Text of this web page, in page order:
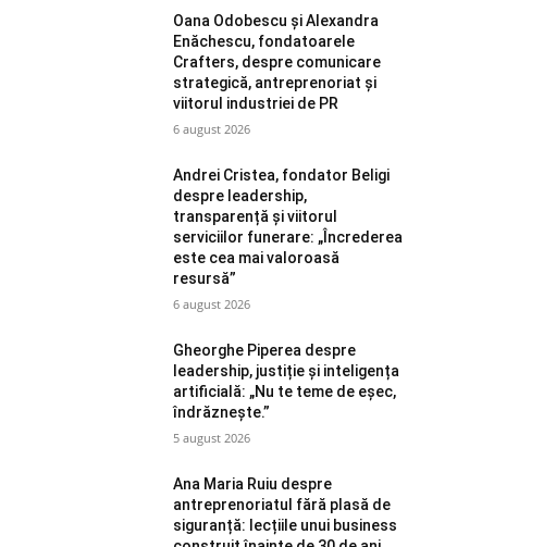
Oana Odobescu și Alexandra
Enăchescu, fondatoarele
Crafters, despre comunicare
strategică, antreprenoriat și
viitorul industriei de PR
6 august 2026
Andrei Cristea, fondator Beligi
despre leadership,
transparență și viitorul
serviciilor funerare: „Încrederea
este cea mai valoroasă
resursă”
6 august 2026
Gheorghe Piperea despre
leadership, justiție și inteligența
artificială: „Nu te teme de eșec,
îndrăznește.”
5 august 2026
Ana Maria Ruiu despre
antreprenoriatul fără plasă de
siguranță: lecțiile unui business